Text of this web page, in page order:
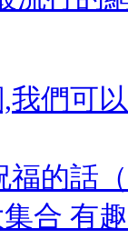
我們可
福的話
合 有